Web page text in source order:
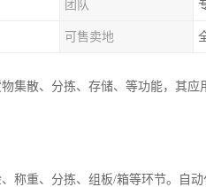
团队
可售卖地
集散、分拣、存储、等功能，其
称重、分拣、组板/箱等环节。自